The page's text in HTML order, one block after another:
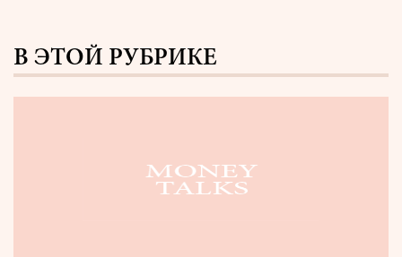
В ЭТОЙ РУБРИКЕ